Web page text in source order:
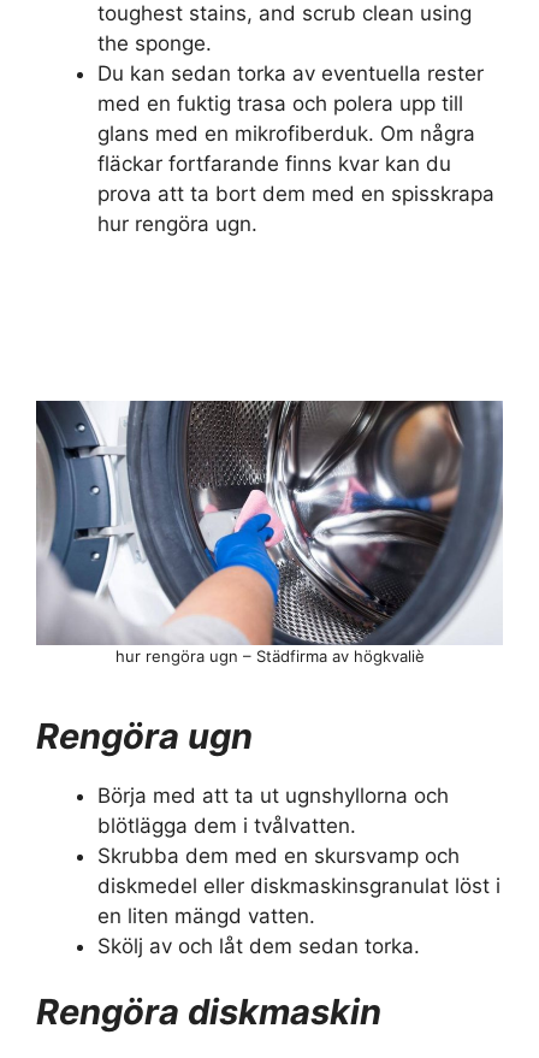
toughest stains, and scrub clean using
the sponge.
Du kan sedan torka av eventuella rester
med en fuktig trasa och polera upp till
glans med en mikrofiberduk. Om några
fläckar fortfarande finns kvar kan du
prova att ta bort dem med en spisskrapa
hur rengöra ugn.
Rengöra ugn
Börja med att ta ut ugnshyllorna och
blötlägga dem i tvålvatten.
Skrubba dem med en skursvamp och
diskmedel eller diskmaskinsgranulat löst i
en liten mängd vatten.
Skölj av och låt dem sedan torka.
Rengöra diskmaskin
hur rengöra ugn – Städfirma av högkvaliè